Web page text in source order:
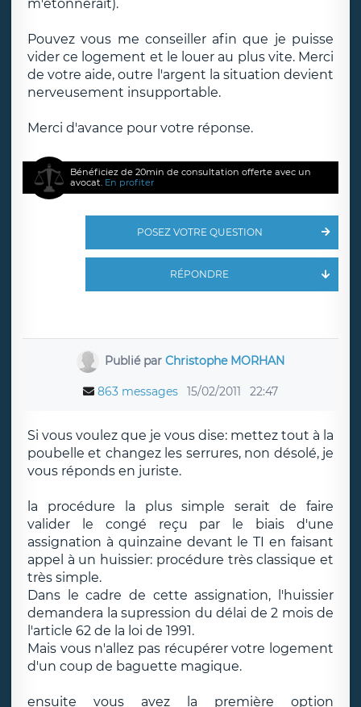
m'etonnerait).
Pouvez vous me conseiller afin que je puisse
vider ce logement et le louer au plus vite. Merci
de votre aide, outre l'argent la situation devient
nerveusement insupportable.
Merci d'avance pour votre réponse.
Bénéficiez de 20min de consultation offerte avec un
avocat. En profiter
POSEZ VOTRE QUESTION
RÉPONDRE
Publié parChristophe MORHAN
863 messages 15/02/2011 22:47
Si vous voulez que je vous dise: mettez tout à la
poubelle et changez les serrures, non désolé, je
vous réponds en juriste.
la procédure la plus simple serait de faire
valider le congé reçu par le biais d'une
assignation à quinzaine devant le TI en faisant
appel à un huissier: procédure très classique et
très simple.
Dans le cadre de cette assignation, l'huissier
demandera la supression du délai de 2 mois de
l'article 62 de la loi de 1991.
Mais vous n'allez pas récupérer votre logement
d'un coup de baguette magique.
ensuite vous avez la première option